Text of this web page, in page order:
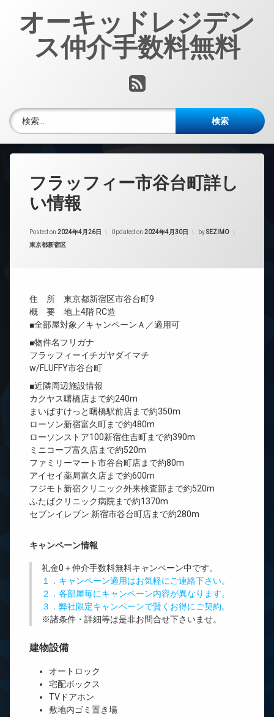
オーキッドレジデン
ス仲介手数料無料
RSS
検索:
フラッフィー市谷台町詳し
い情報
Posted on 2024年4月26日 Updated on 2024年4月30日 bySEZIMO
カテゴリー:
東京都新宿区
住 所 東京都新宿区市谷台町9
概 要 地上4階 RC造
■全部屋対象／キャンペーンＡ／適用可
■物件名フリガナ
フラッフィーイチガヤダイマチ
w/FLUFFY市谷台町
■近隣周辺施設情報
カクヤス曙橋店まで約240m
まいばすけっと曙橋駅前店まで約350m
ローソン新宿富久町まで約480m
ローソンストア100新宿住吉町まで約390m
ミニコープ富久店まで約520m
ファミリーマート市谷台町店まで約80m
アイセイ薬局富久店まで約600m
フジモト新宿クリニック外来検査部まで約520m
ふたばクリニック病院まで約1370m
セブンイレブン 新宿市谷台町店まで約280m
キャンペーン情報
礼金0 ＋仲介手数料無料キャンペーン中です。
１．キャンペーン適用はお気軽にご連絡下さい。
２．各部屋毎にキャンペーン内容が異なります。
３．弊社限定キャンペーンで賢くお得にご契約。
※諸条件・詳細等は是非お問合せ下さいませ。
建物設備
オートロック
宅配ボックス
TVドアホン
敷地内ゴミ置き場